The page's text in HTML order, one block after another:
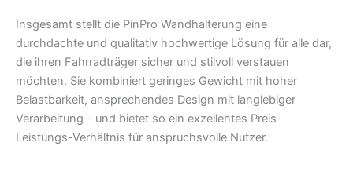
Insgesamt stellt die PinPro Wandhalterung eine
durchdachte und qualitativ hochwertige Lösung für alle dar,
die ihren Fahrradträger sicher und stilvoll verstauen
möchten. Sie kombiniert geringes Gewicht mit hoher
Belastbarkeit, ansprechendes Design mit langlebiger
Verarbeitung – und bietet so ein exzellentes Preis-
Leistungs-Verhältnis für anspruchsvolle Nutzer.